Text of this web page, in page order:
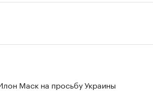
Маск на просьбу Украины